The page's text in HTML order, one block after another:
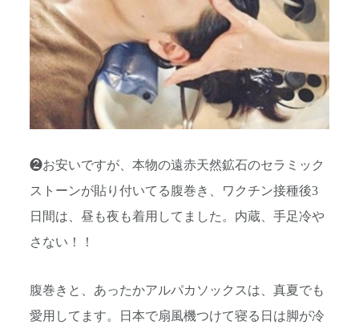
❷お安いですが、本物の遠赤天然鉱石のセラミック
ストーンが貼り付いてる腹巻き、ワクチン接種後3
日間は、昼も夜も着用してました。内蔵、手足冷や
さない！！
腹巻きと、あったかアルパカソックスは、真夏でも
愛用してます。日本で扇風機つけて寝る日は脚が冷